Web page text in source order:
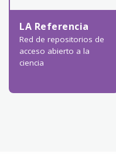
LA Referencia
Red de repositorios de
acceso abierto a la
ciencia